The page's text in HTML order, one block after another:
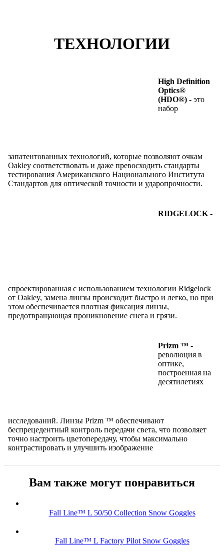
ТЕХНОЛОГИИ
High Definition
Optics®
(HDO®) - это
набор
запатентованных технологий, которые позволяют очкам
Oakley соответствовать и даже превосходить стандарты
тестирования Американского Национального Института
Стандартов для оптической точности и ударопрочности.
RIDGELOCK -
спроектированная с использованием технологии Ridgelock
от Oakley, замена линзы происходит быстро и легко, но при
этом обеспечивается плотная фиксация линзы,
предотвращающая проникновение снега и грязи.
Prizm ™ -
революция в
оптике,
построенная на
десятилетиях
исследований. Линзы Prizm ™ обеспечивают
беспрецедентный контроль передачи света, что позволяет
точно настроить цветопередачу, чтобы максимально
контрастировать и улучшить изображение
Вам также могут понравиться
Fall Line™ L 50/50 Collection Snow Goggles
Fall Line™ L Factory Pilot Snow Goggles